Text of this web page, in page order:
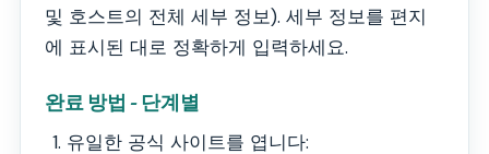
및 호스트의 전체 세부 정보). 세부 정보를 편지
에 표시된 대로 정확하게 입력하세요.
완료 방법 - 단계별
유일한 공식 사이트를 엽니다: